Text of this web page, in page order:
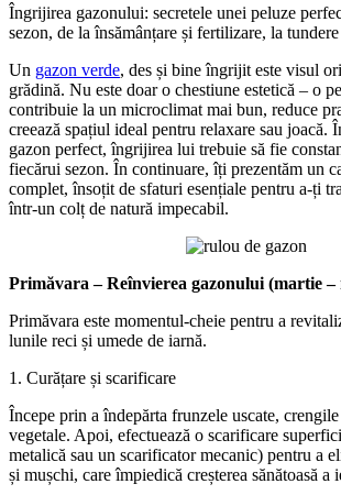
Îngrijirea gazonului: secretele unei peluze
sezon, de la însămânțare și fertilizare, la tundere
Un gazon verde, des și bine îngrijit este visul
grădină. Nu este doar o chestiune estetică – o
contribuie la un microclimat mai bun, reduce
creează spațiul ideal pentru relaxare sau joacă.
gazon perfect, îngrijirea lui trebuie să fie
fiecărui sezon. În continuare, îți prezentăm un
complet, însoțit de sfaturi esențiale pentru a-ți
într-un colț de natură impecabil.
Primăvara – Reînvierea gazonului (martie –
Primăvara este momentul-cheie pentru a
lunile reci și umede de iarnă.
1. Curățare și scarificare
Începe prin a îndepărta frunzele uscate,
vegetale. Apoi, efectuează o scarificare
metalică sau un scarificator mecanic) pentru a
și mușchi, care împiedică creșterea sănătoasă a